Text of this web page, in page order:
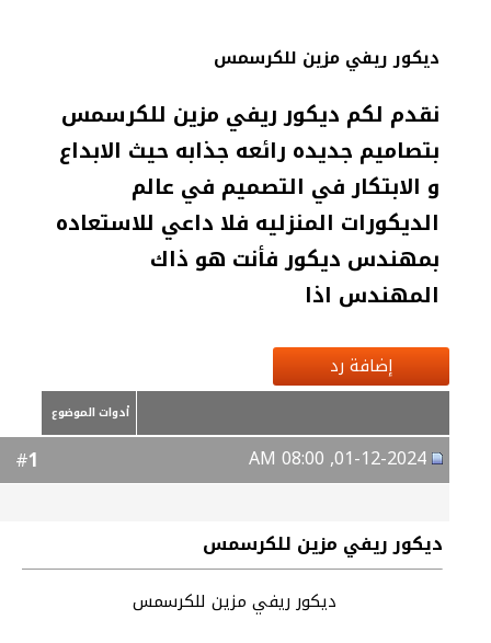
ديكور ريفي مزين للكرسمس
نقدم لكم ديكور ريفي مزين للكرسمس
بتصاميم جديده رائعه جذابه حيث الابداع
و الابتكار في التصميم في عالم
الديكورات المنزليه فلا داعي للاستعاده
بمهندس ديكور فأنت هو ذاك
المهندس اذا
إضافة رد
أدوات الموضوع
1
ديكور ريفي مزين للكرسمس
ديكور ريفي مزين للكرسمس